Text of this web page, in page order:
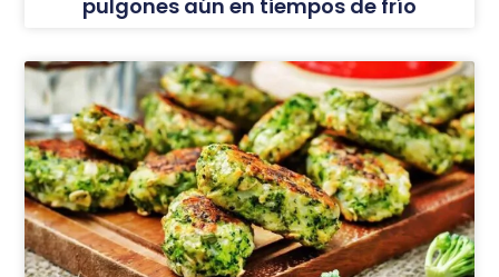
pulgones aún en tiempos de frío